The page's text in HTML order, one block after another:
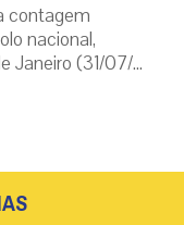
contagem
nacional,
Janeiro (31/07/...